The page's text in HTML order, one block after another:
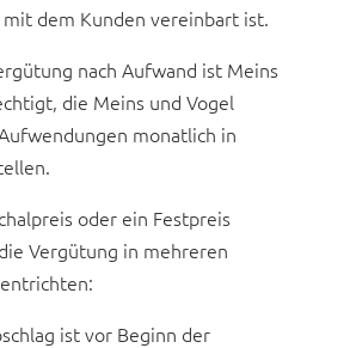
mit dem Kunden vereinbart ist.
nach Aufwand ist Meins
die Meins und Vogel
monatlich in
oder ein Festpreis
Vergütung in mehreren
ist vor Beginn der